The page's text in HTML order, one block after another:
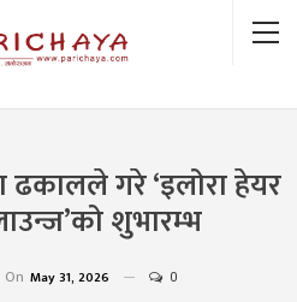
ढकालले गरे ‘इलोरा हेयर
शुभारम्भ
On May 31, 2026 0